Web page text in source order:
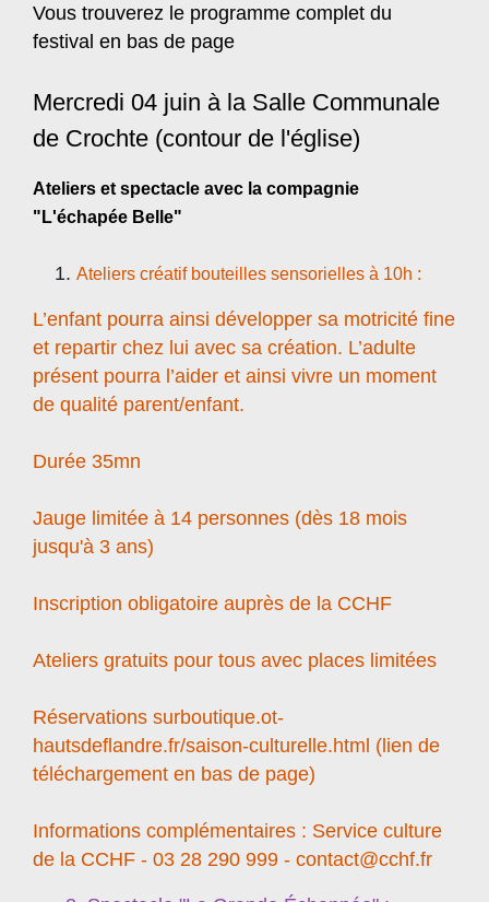
Vous trouverez le programme complet du
festival en bas de page
Mercredi 04 juin à la Salle Communale
de Crochte (contour de l'église)
Ateliers et spectacle avec la compagnie
"L'échapée Belle"
Ateliers créatif bouteilles sensorielles à 10h :
L’enfant pourra ainsi développer sa motricité fine
et repartir chez lui avec sa création. L’adulte
présent pourra l’aider et ainsi vivre un moment
de qualité parent/enfant.
Durée 35mn
Jauge limitée à 14 personnes (dès 18 mois
jusqu'à 3 ans)
Inscription obligatoire auprès de la CCHF
Ateliers gratuits pour tous avec places limitées
Réservations surboutique.ot-
hautsdeflandre.fr/saison-culturelle.html (lien de
téléchargement en bas de page)
Informations complémentaires : Service culture
de la CCHF - 03 28 290 999 - contact@cchf.fr